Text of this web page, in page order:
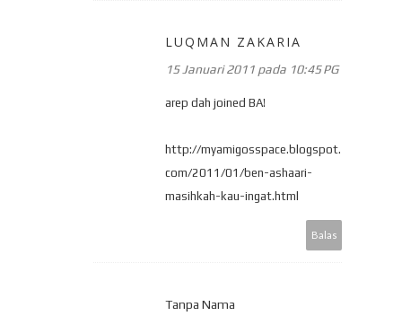
LUQMAN ZAKARIA
15 Januari 2011 pada 10:45 PG
arep dah joined BA!
http://myamigosspace.blogspot.
com/2011/01/ben-ashaari-
masihkah-kau-ingat.html
Balas
Tanpa Nama